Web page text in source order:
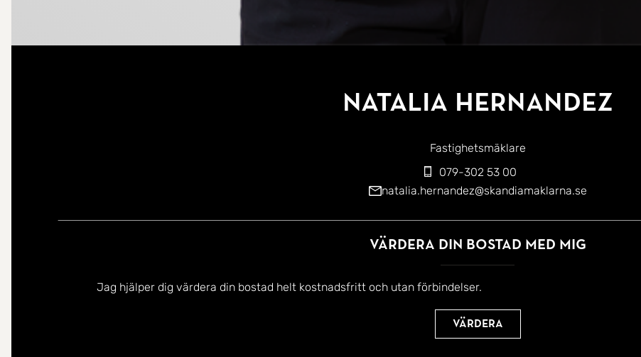
Natalia Hernandez
Fastighetsmäklare
079-302 53 00
natalia.hernandez@skandiamaklarna.se
Värdera din bostad med mig
Jag hjälper dig värdera din bostad helt kostnadsfritt och utan förbindelser.
Värdera